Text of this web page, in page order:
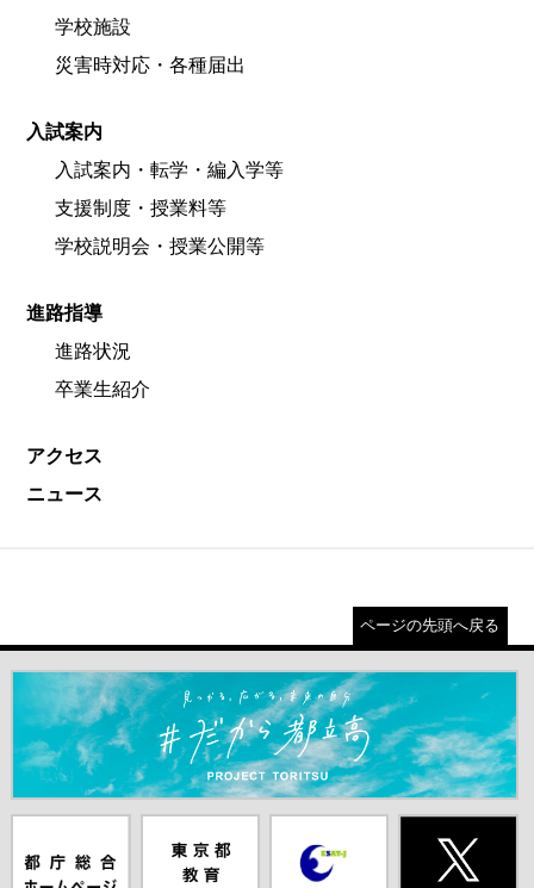
学校施設
災害時対応・各種届出
入試案内
入試案内・転学・編入学等
支援制度・授業料等
学校説明会・授業公開等
進路指導
進路状況
卒業生紹介
アクセス
ニュース
ページの先頭へ戻る
＃だから都立高（別ウインドウが開きます）
ムページ（別
員会（別ウイ
ピーキングテ
（別ウインド